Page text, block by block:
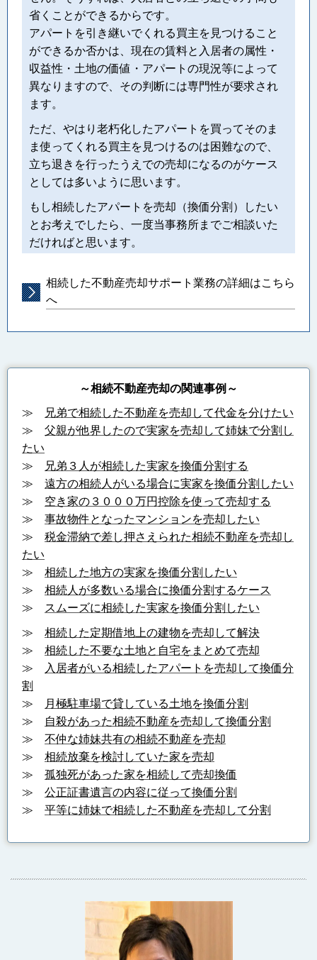
省くことができるからです。
アパートを引き継いでくれる買主を見つけること
ができるか否かは、現在の賃料と入居者の属性・
収益性・土地の価値・アパートの現況等によって
異なりますので、その判断には専門性が要求され
ます。
ただ、やはり老朽化したアパートを買ってそのま
ま使ってくれる買主を見つけるのは困難なので、
立ち退きを行ったうえでの売却になるのがケース
としては多いように思います。
もし相続したアパートを売却（換価分割）したい
とお考えでしたら、一度当事務所までご相談いた
だければと思います。
相続した不動産売却サポート業務の詳細はこちら
へ
～相続不動産売却の関連事例～
≫
兄弟で相続した不動産を売却して代金を分けたい
≫ 父親が他界したので実家を売却して姉妹で分割し
たい
≫
兄弟３人が相続した実家を換価分割する
≫ 遠方の相続人がいる場合に実家を換価分割したい
≫ 空き家の３０００万円控除を使って売却する
≫ 事故物件となったマンションを売却したい
≫ 税金滞納で差し押さえられた相続不動産を売却し
たい
≫ 相続した地方の実家を換価分割したい
≫ 相続人が多数いる場合に換価分割するケース
≫
スムーズに相続した実家を換価分割したい
≫ 相続した定期借地上の建物を売却して解決
≫ 相続した不要な土地と自宅をまとめて売却
≫
入居者がいる相続したアパートを売却して換価分
割
≫
月極駐車場で貸している土地を換価分割
≫
自殺があった相続不動産を売却して換価分割
≫ 不仲な姉妹共有の相続不動産を売却
≫ 相続放棄を検討していた家を売却
≫ 孤独死があった家を相続して売却換価
≫ 公正証書遺言の内容に従って換価分割
≫ 平等に姉妹で相続した不動産を売却して分割